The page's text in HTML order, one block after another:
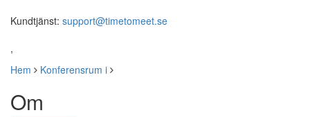
Kundtjänst: support@timetomeet.se
,
Hem
Konferensrum i
Om